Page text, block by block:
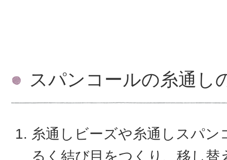
スパンコールの糸通し
糸通しビーズや糸通しスパン
るく結び目をつくり、移し替